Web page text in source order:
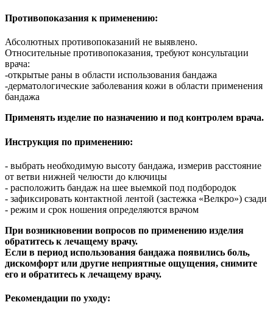
Противопоказания к применению:
Абсолютных противопоказаний не выявлено.
Относительные противопоказания, требуют консультации
врача:
-открытые раны в области использования бандажа
-дерматологические заболевания кожи в области применения
бандажа
Применять изделие по назначению и под контролем врача.
Инструкция по применению:
- выбрать необходимую высоту бандажа, измерив расстояние
от ветви нижней челюсти до ключицы
- расположить бандаж на шее выемкой под подбородок
- зафиксировать контактной лентой (застежка «Велкро») сзади
- режим и срок ношения определяются врачом
При возникновении вопросов по применению изделия
обратитесь к лечащему врачу.
Если в период использования бандажа появились боль,
дискомфорт или другие неприятные ощущения, снимите
его и обратитесь к лечащему врачу.
Рекомендации по уходу: